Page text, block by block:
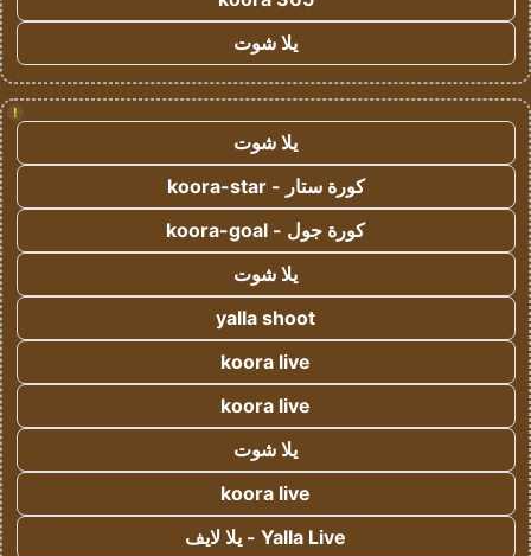
يلا شوت
!
يلا شوت
كورة ستار - koora-star
كورة جول - koora-goal
يلا شوت
yalla shoot
koora live
koora live
يلا شوت
koora live
Yalla Live - يلا لايف